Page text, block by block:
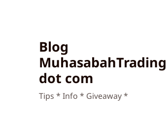
Blog
MuhasabahTrading
dot com
Tips * Info * Giveaway *